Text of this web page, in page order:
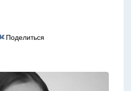
Поделиться